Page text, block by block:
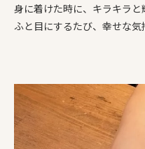
身に着けた時に、キラキラと
ふと目にするたび、幸せな気